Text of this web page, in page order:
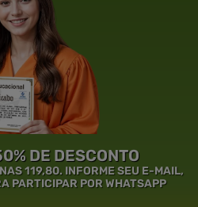
DE DESCONTO
119,80. INFORME SEU E-MAIL,
PARTICIPAR POR WHATSAPP